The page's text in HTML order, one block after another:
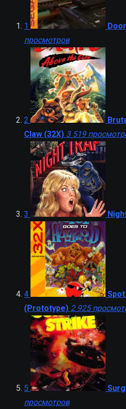
1
просмотров
2
Claw (32X) 3 519
3
4
(Prototype) 2 925
5
просмотров